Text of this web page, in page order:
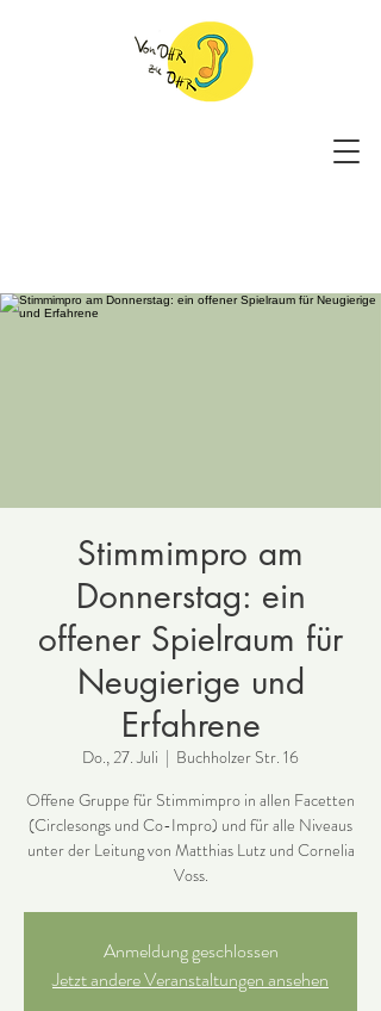
Stimmimpro am
Donnerstag: ein
offener Spielraum für
Neugierige und
Erfahrene
Do., 27. Juli
  |
Buchholzer Str. 16
Offene Gruppe für Stimmimpro in allen Facetten
(Circlesongs und Co-Impro) und für alle Niveaus
unter der Leitung von Matthias Lutz und Cornelia
Voss.
Anmeldung geschlossen
Jetzt andere Veranstaltungen ansehen